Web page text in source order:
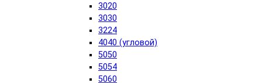
3020
3030
3224
4040 (угловой)
5050
5054
5060